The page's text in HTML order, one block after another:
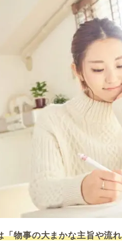
「物事の大まかな主旨や流